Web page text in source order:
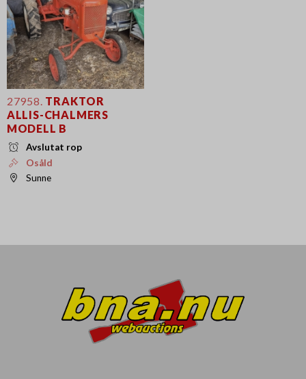
27958. TRAKTOR
ALLIS-CHALMERS
MODELL B
Avslutat rop
Osåld
Sunne